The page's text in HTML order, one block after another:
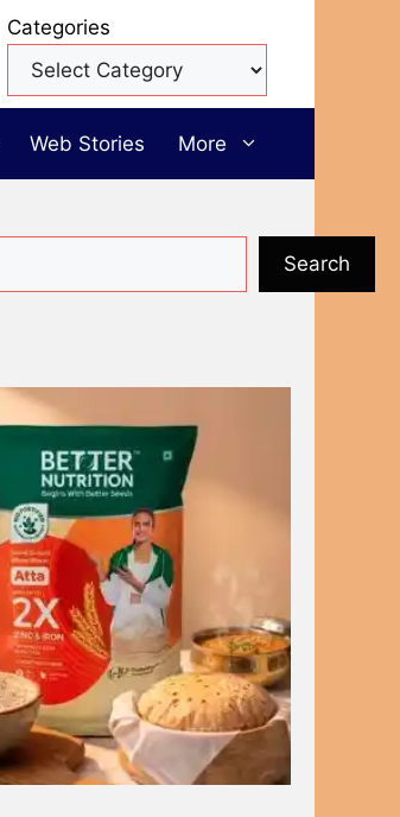
Categories
Web Stories More
Search